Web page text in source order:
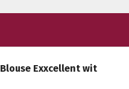
Blouse Exxcellent wit